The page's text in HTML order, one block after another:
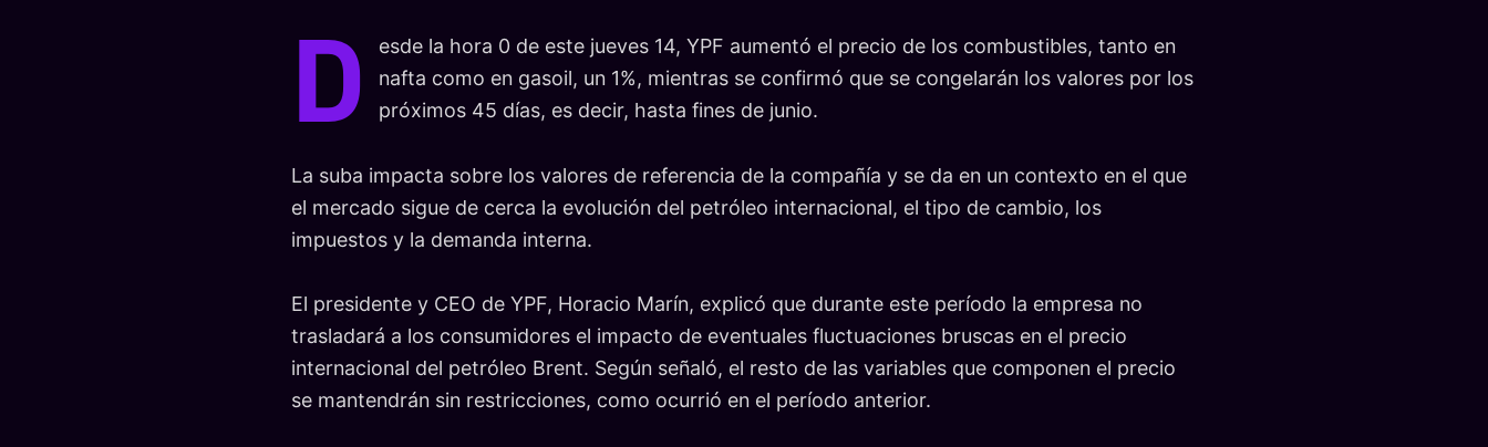
D
esde la hora 0 de este jueves 14, YPF aumentó el precio de los combustibles, tanto en
nafta como en gasoil, un 1%, mientras se confirmó que se congelarán los valores por los
próximos 45 días, es decir, hasta fines de junio.
La suba impacta sobre los valores de referencia de la compañía y se da en un contexto en el que
el mercado sigue de cerca la evolución del petróleo internacional, el tipo de cambio, los
impuestos y la demanda interna.
El presidente y CEO de YPF, Horacio Marín, explicó que durante este período la empresa no
trasladará a los consumidores el impacto de eventuales fluctuaciones bruscas en el precio
internacional del petróleo Brent. Según señaló, el resto de las variables que componen el precio
se mantendrán sin restricciones, como ocurrió en el período anterior.